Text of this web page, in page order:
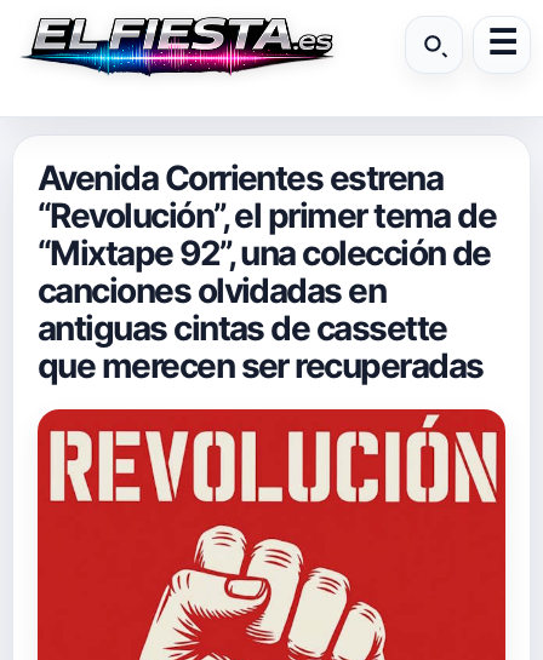
Avenida Corrientes estrena
“Revolución”, el primer tema de
“Mixtape 92”, una colección de
canciones olvidadas en
antiguas cintas de cassette
que merecen ser recuperadas